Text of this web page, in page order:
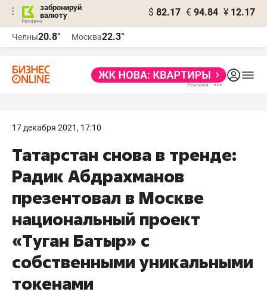
забронируй
валюту
$ 82.17 € 94.84 ¥ 12.17
Челны20.8° Москва22.3°
17 декабря 2021, 17:10
Татарстан снова в тренде:
Радик Абдрахманов
презентовал в Москве
национальный проект
«Туган Батыр» с
собственными уникальными
токенами